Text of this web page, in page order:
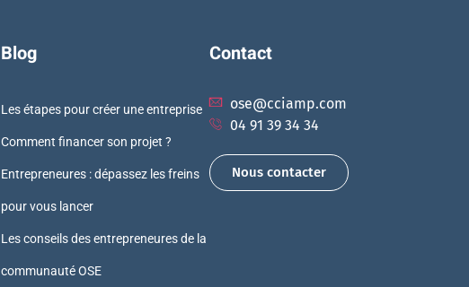
Blog
Les étapes pour créer une entreprise
Comment financer son projet ?
Entrepreneures : dépassez les freins
pour vous lancer
Les conseils des entrepreneures de la
communauté OSE
Contact
ose@cciamp.com
04 91 39 34 34
Nous contacter